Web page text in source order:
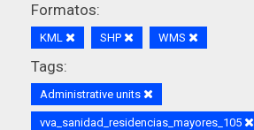
Formatos:
KML SHP WMS
Tags:
Administrative units
vva_sanidad_residencias_mayores_105